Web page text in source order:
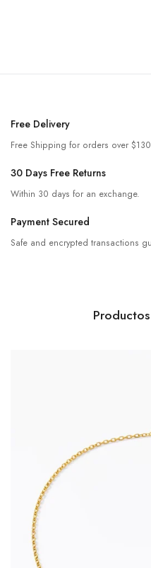
Free Delivery
Free Shipping for orders over
30 Days Free Returns
Within 30 days for an exchange.
Payment Secured
Safe and encrypted transactions